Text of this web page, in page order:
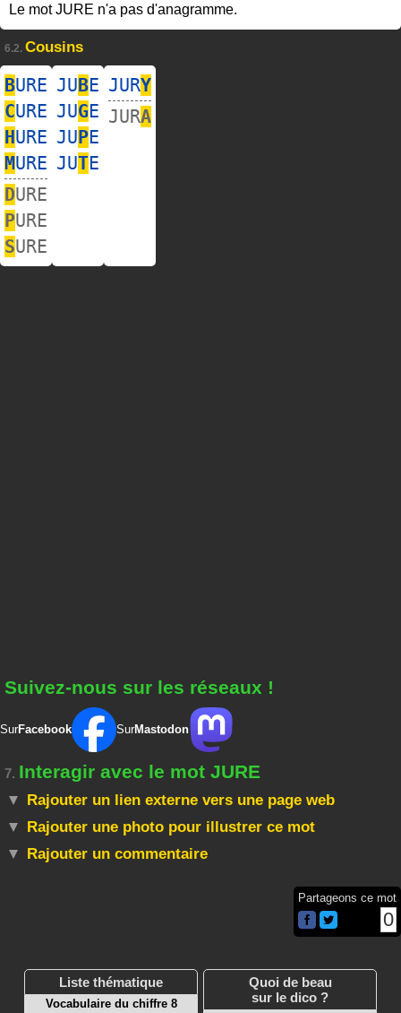
Le mot JURE n'a pas d'anagramme.
6.2. Cousins
BURE
CURE
HURE
MURE
DURE
PURE
SURE
JUBE
JUGE
JUPE
JUTE
JURY
JURA
Suivez-nous sur les réseaux !
SurFacebook SurMastodon
7. Interagir avec le mot JURE
Rajouter un lien externe vers une page web
Rajouter une photo pour illustrer ce mot
Rajouter un commentaire
Partageons ce mot
0
Liste thématique
Vocabulaire du chiffre 8
Quoi de beau
sur le dico ?